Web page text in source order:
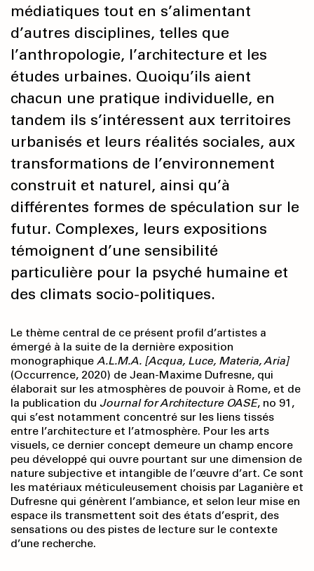
médiatiques tout en s’alimentant
d’autres disciplines, telles que
l’anthropologie, l’architecture et les
études urbaines. Quoiqu’ils aient
chacun une pratique individuelle, en
tandem ils s’intéressent aux territoires
urbanisés et leurs réalités sociales, aux
transformations de l’environnement
construit et naturel, ainsi qu’à
différentes formes de spéculation sur le
futur. Complexes, leurs expositions
témoignent d’une sensibilité
particulière pour la psyché humaine et
des climats socio-politiques.
Le thème central de ce présent profil d’artistes a
émergé à la suite de la dernière exposition
monographique A.L.M.A. [Acqua, Luce, Materia, Aria]
(Occurrence, 2020) de Jean-Maxime Dufresne, qui
élaborait sur les atmosphères de pouvoir à Rome, et de
la publication du Journal for Architecture OASE, no 91,
qui s’est notamment concentré sur les liens tissés
entre l’architecture et l’atmosphère. Pour les arts
visuels, ce dernier concept demeure un champ encore
peu développé qui ouvre pourtant sur une dimension de
nature subjective et intangible de l’œuvre d’art. Ce sont
les matériaux méticuleusement choisis par Laganière et
Dufresne qui génèrent l’ambiance, et selon leur mise en
espace ils transmettent soit des états d’esprit, des
sensations ou des pistes de lecture sur le contexte
d’une recherche.